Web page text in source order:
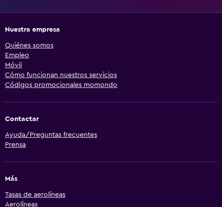
Nuestra empresa
Quiénes somos
Empleo
Móvil
Cómo funcionan nuestros servicios
Códigos promocionales momondo
Contactar
Ayuda/Preguntas frecuentes
Prensa
Más
Tasas de aerolíneas
Aerolíneas